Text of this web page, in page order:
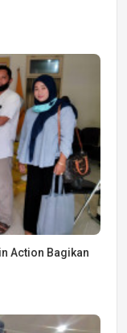
Action Bagikan